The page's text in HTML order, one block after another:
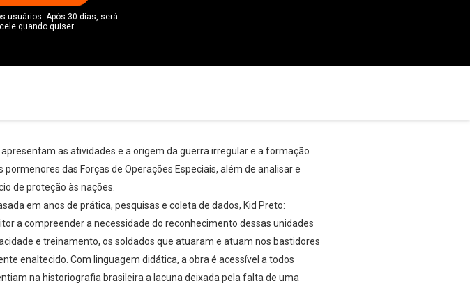
usuários. Após 30 dias, será
quando quiser.
as atividades e a origem da guerra irregular e a formação
das Forças de Operações Especiais, além de analisar e
de proteção às nações.
em anos de prática, pesquisas e coleta de dados, Kid Preto:
a compreender a necessidade do reconhecimento dessas unidades
e treinamento, os soldados que atuaram e atuam nos bastidores
enaltecido. Com linguagem didática, a obra é acessível a todos
na historiografia brasileira a lacuna deixada pela falta de uma